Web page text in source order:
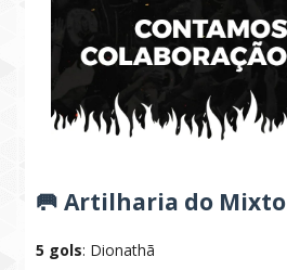
🥅 Artilharia do Mixto
5 gols: Dionathã